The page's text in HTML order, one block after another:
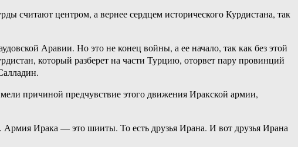
считают центром, а вернее сердцем исторического Курдистана, так
Аравии. Но это не конец войны, а ее начало, так как без этой
который разберет на части Турцию, оторвет пару провинций
причиной предчувствие этого движения Иракской армии,
Армия Ирака — это шииты. То есть друзья Ирана. И вот друзья Ирана